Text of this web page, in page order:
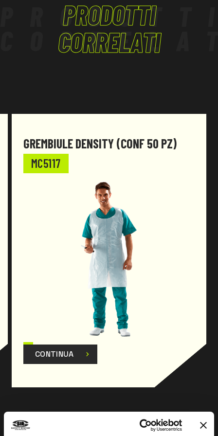
PRODOTTI
CORRELATI
GREMBIULE DENSITY (CONF 50 PZ)
MC5117
CONTINUA